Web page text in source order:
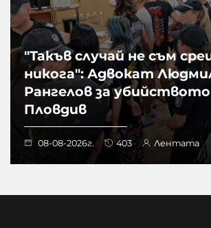
"Такъв случай не съм
никога": Адвокат
Рангелов за
Пловдив
08-08-2026г. 403 Лентата